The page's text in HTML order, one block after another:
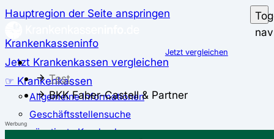
Hauptregion der Seite anspringen
Krankenkasseninfo
Jetzt Krankenkassen vergleichen
☞ Krankenkassen
Allgemeine Informationen
Geschäftsstellensuche
günstigste Krankenkassen
Jetzt vergleichen
Test
BKK Faber-Castell & Partner
Werbung